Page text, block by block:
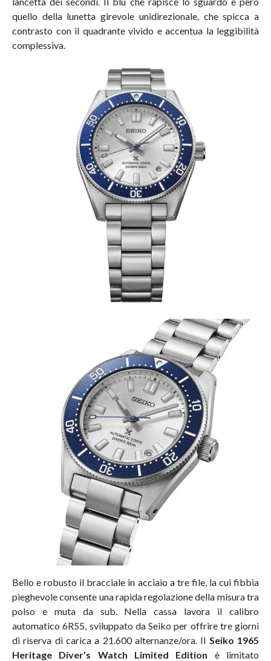
quello della lunetta girevole unidirezionale, che spicca a
contrasto con il quadrante vivido e accentua la leggibilità
complessiva.
Bello e robusto il bracciale in acciaio a tre file, la cui fibbia
pieghevole consente una rapida regolazione della misura tra
polso e muta da sub. Nella cassa lavora il calibro
automatico 6R55, sviluppato da Seiko per offrire tre giorni
di riserva di carica a 21.600 alternanze/ora. Il Seiko 1965
Heritage Diver’s Watch Limited Edition è limitato